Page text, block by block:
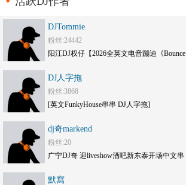
DJTommie
粉丝:24442
阳江DJ权仔【2026全英文电音蹦迪《Bounce
DJ人字拖
粉丝:3868
[英文FunkyHouse串串 DJ人字拖]
dj奇markend
粉丝:20
广宁DJ奇 迎liveshow酒吧新东泰开场中文串
默寫